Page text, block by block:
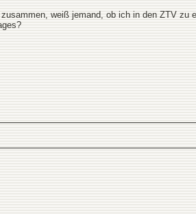
zusammen, weiß jemand, ob ich in den ZTV zu